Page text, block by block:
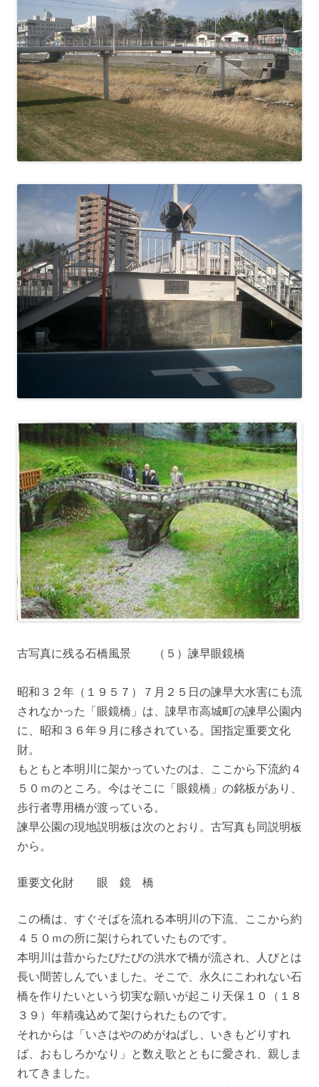
古写真に残る石橋風景 （５）諫早眼鏡橋
昭和３２年（１９５７）７月２５日の諫早大水害にも流
されなかった「眼鏡橋」は、諌早市高城町の諫早公園内
に、昭和３６年９月に移されている。国指定重要文化
財。
もともと本明川に架かっていたのは、ここから下流約４
５０ｍのところ。今はそこに「眼鏡橋」の銘板があり、
歩行者専用橋が渡っている。
諫早公園の現地説明板は次のとおり。古写真も同説明板
から。
重要文化財 眼 鏡 橋
この橋は、すぐそばを流れる本明川の下流、ここから約
４５０ｍの所に架けられていたものです。
本明川は昔からたびたびの洪水で橋が流され、人びとは
長い間苦しんでいました。そこで、永久にこわれない石
橋を作りたいという切実な願いが起こり天保１０（１８
３９）年精魂込めて架けられたものです。
それからは「いさはやのめがねばし、いきもどりすれ
ば、おもしろかなり」と数え歌とともに愛され、親しま
れてきました。